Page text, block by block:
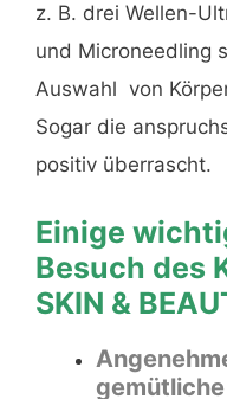
z. B. drei Wellen-
und Microneedling
Auswahl von
Sogar die
positiv überrascht.
Einige
Besuch des
SKIN &